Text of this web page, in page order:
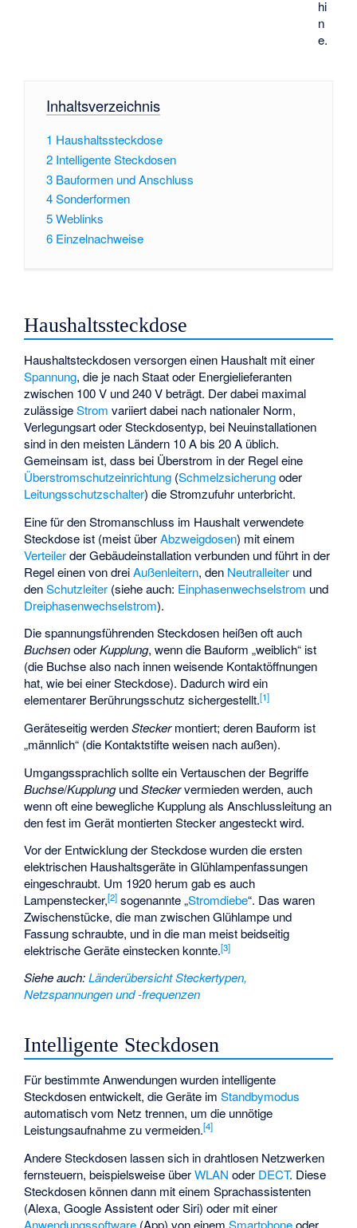
hi
n
e.
Inhaltsverzeichnis
1 Haushaltssteckdose
2 Intelligente Steckdosen
3 Bauformen und Anschluss
4Sonderformen
5Weblinks
6 Einzelnachweise
Haushaltssteckdose
Haushaltsteckdosen versorgen einen Haushalt mit einer
Spannung, die je nach Staat oder Energielieferanten
zwischen 100 V und 240 V beträgt. Der dabei maximal
zulässigeStrom variiert dabei nach nationaler Norm,
Verlegungsart oder Steckdosentyp, bei Neuinstallationen
sind in den meisten Ländern 10 A bis 20 A üblich.
Gemeinsam ist, dass bei Überstrom in der Regel eine
Überstromschutzeinrichtung (Schmelzsicherungoder
Leitungsschutzschalter) die Stromzufuhr unterbricht.
Eine für den Stromanschluss im Haushalt verwendete
Steckdose ist (meist überAbzweigdosen) mit einem
Verteilerder Gebäudeinstallation verbunden und führt in der
Regel einen von dreiAußenleitern, den Neutralleiter und
denSchutzleiter (siehe auch: Einphasenwechselstrom und
Dreiphasenwechselstrom).
Die spannungsführenden Steckdosen heißen oft auch
BuchsenoderKupplung, wenn die Bauform „weiblich“ ist
(die Buchse also nach innen weisende Kontaktöffnungen
hat, wie bei einer Steckdose). Dadurch wird ein
elementarer Berührungsschutz sichergestellt.[1]
Geräteseitig werdenSteckermontiert; deren Bauform ist
„männlich“ (die Kontaktstifte weisen nach außen).
Umgangssprachlich sollte ein Vertauschen der Begriffe
Buchse/KupplungundSteckervermieden werden, auch
wenn oft eine bewegliche Kupplung als Anschlussleitung an
den fest im Gerät montierten Stecker angesteckt wird.
Vor der Entwicklung der Steckdose wurden die ersten
elektrischen Haushaltsgeräte in Glühlampenfassungen
eingeschraubt. Um 1920 herum gab es auch
Lampenstecker,[2] sogenannte „Stromdiebe“. Das waren
Zwischenstücke, die man zwischen Glühlampe und
Fassung schraubte, und in die man meist beidseitig
elektrische Geräte einstecken konnte.[3]
Siehe auch:Länderübersicht Steckertypen,
Netzspannungen und -frequenzen
Intelligente Steckdosen
Für bestimmte Anwendungen wurden intelligente
Steckdosen entwickelt, die Geräte imStandbymodus
automatisch vom Netz trennen, um die unnötige
Leistungsaufnahme zu vermeiden.[4]
Andere Steckdosen lassen sich in drahtlosen Netzwerken
fernsteuern, beispielsweise überWLAN oder DECT. Diese
Steckdosen können dann mit einem Sprachassistenten
(Alexa, Google Assistent oder Siri) oder mit einer
Anwendungssoftware (App) von einemSmartphoneoder